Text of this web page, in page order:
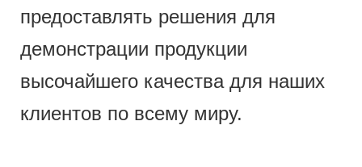
предоставлять решения для
демонстрации продукции
высочайшего качества для наших
клиентов по всему миру.